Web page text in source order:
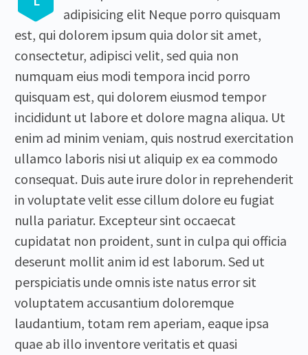
adipisicing elit Neque porro quisquam
est, qui dolorem ipsum quia dolor sit amet,
consectetur, adipisci velit, sed quia non
numquam eius modi tempora incid porro
quisquam est, qui dolorem eiusmod tempor
incididunt ut labore et dolore magna aliqua. Ut
enim ad minim veniam, quis nostrud exercitation
ullamco laboris nisi ut aliquip ex ea commodo
consequat. Duis aute irure dolor in reprehenderit
in voluptate velit esse cillum dolore eu fugiat
nulla pariatur. Excepteur sint occaecat
cupidatat non proident, sunt in culpa qui officia
deserunt mollit anim id est laborum. Sed ut
perspiciatis unde omnis iste natus error sit
voluptatem accusantium doloremque
laudantium, totam rem aperiam, eaque ipsa
quae ab illo inventore veritatis et quasi